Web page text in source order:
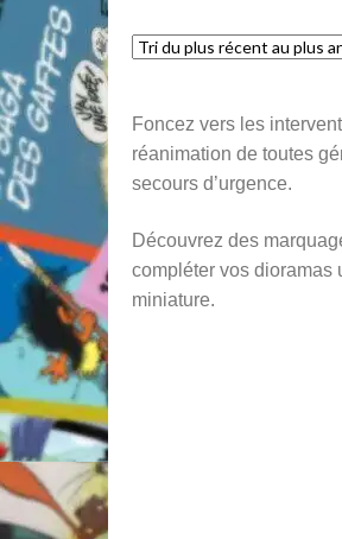
Foncez vers les
réanimation de toutes
secours d’urgence.
Découvrez des
compléter vos dioramas
miniature.